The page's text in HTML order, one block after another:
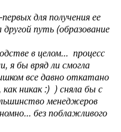
для получения ее
путь (образование
в целом... процесс
я бы вряд ли смогла
все давно откатано
никак :) ) сняла бы с
менеджеров
без поблажливого